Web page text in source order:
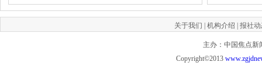
关于我们 机构介绍 报社
主办：中国焦点新
Copyright©2013